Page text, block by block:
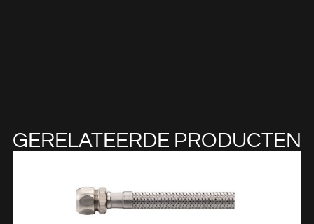
GERELATEERDE PRODUCTEN